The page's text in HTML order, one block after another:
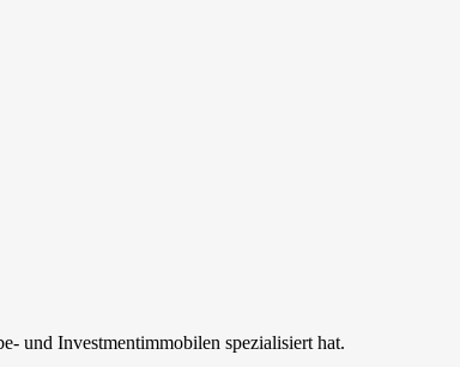
und Investmentimmobilen spezialisiert hat.